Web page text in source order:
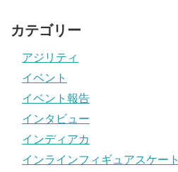
カテゴリー
アジリティ
イベント
イベント報告
インタビュー
インディアカ
インラインフィギュアスケート